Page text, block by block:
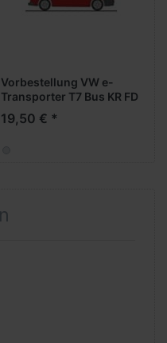
Vorbestellung VW e-
Transporter T7 Bus KR FD
-intensive red- -
Formneuheit- ***Neuheit
19,50 € *